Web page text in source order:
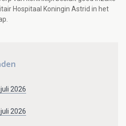
Hospitaal Koningin Astrid in het
2026
2026